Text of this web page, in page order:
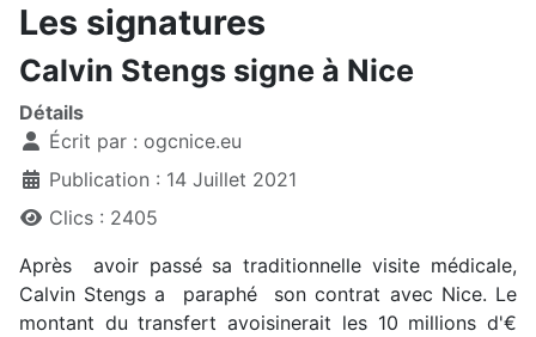
Les signatures
Calvin Stengs signe à Nice
Détails
Écrit par : ogcnice.eu
Publication : 14 Juillet 2021
Clics : 2405
Après avoir passé sa traditionnelle visite médicale,
Calvin Stengs a paraphé son contrat avec Nice. Le
montant du transfert avoisinerait les 10 millions d'€